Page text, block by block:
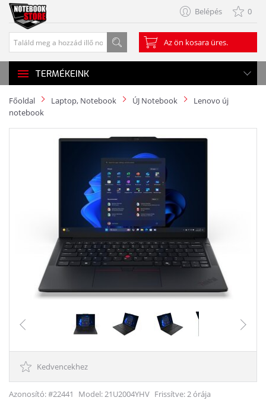
Belépés 0
Az ön kosara üres.
TERMÉKEINK
Főoldal Laptop, Notebook ÚJ Notebook
Lenovo új
notebook
Kedvencekhez
Azonosító: #22441 Model: 21U2004YHV Frissítve: 2 órája